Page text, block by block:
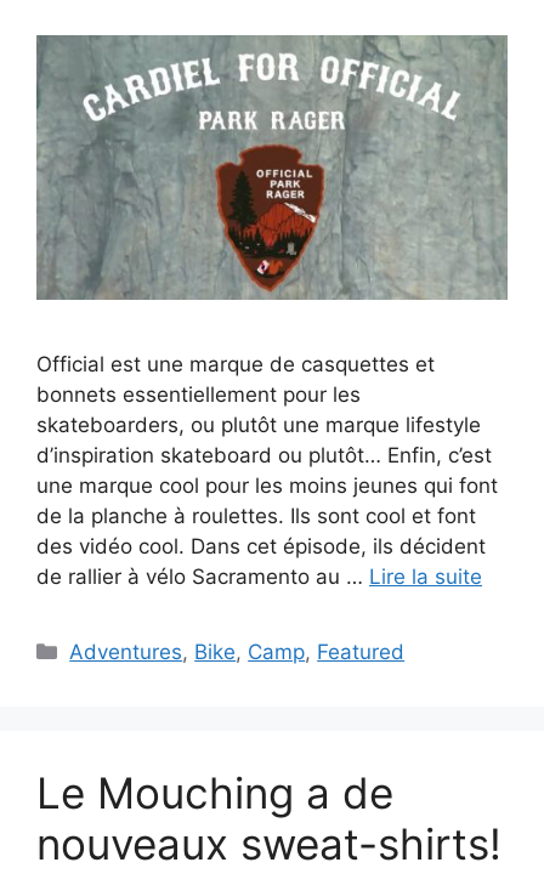
Official est une marque de casquettes et
bonnets essentiellement pour les
skateboarders, ou plutôt une marque lifestyle
d’inspiration skateboard ou plutôt… Enfin, c’est
une marque cool pour les moins jeunes qui font
de la planche à roulettes. Ils sont cool et font
des vidéo cool. Dans cet épisode, ils décident
de rallier à vélo Sacramento au … Lire la suite
Catégories
Adventures, Bike, Camp, Featured
Le Mouching a de
nouveaux sweat-shirts!